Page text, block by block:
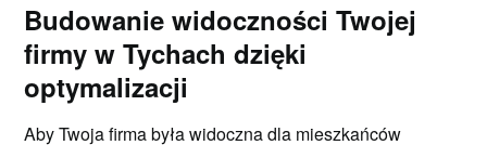
Budowanie widoczności Twojej
firmy w Tychach dzięki
optymalizacji
Aby Twoja firma była widoczna dla mieszkańców